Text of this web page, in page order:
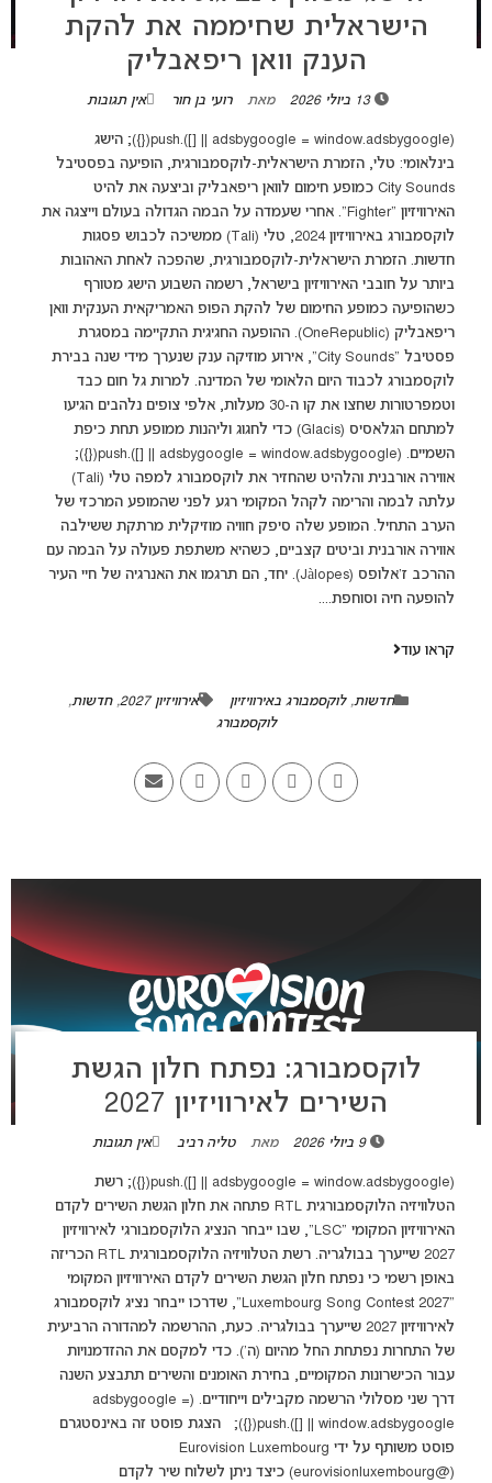
הישראלית שחיממה את להקת
הענק וואן ריפאבליק
13 ביולי 2026 מאת רועי בן חור אין תגובות
(adsbygoogle = window.adsbygoogle || []).push({}); הישג
בינלאומי: טלי, הזמרת הישראלית-לוקסמבורגית, הופיעה בפסטיבל
City Sounds כמופע חימום לוואן ריפאבליק וביצעה את להיט
האירוויזיון "Fighter". אחרי שעמדה על הבמה הגדולה בעולם וייצגה את
לוקסמבורג באירוויזיון 2024, טלי (Tali) ממשיכה לכבוש פסגות
חדשות. הזמרת הישראלית-לוקסמבורגית, שהפכה לאחת האהובות
ביותר על חובבי האירוויזיון בישראל, רשמה השבוע הישג מטורף
כשהופיעה כמופע החימום של להקת הפופ האמריקאית הענקית וואן
ריפאבליק (OneRepublic). ההופעה החגיגית התקיימה במסגרת
פסטיבל "City Sounds", אירוע מוזיקה ענק שנערך מידי שנה בבירת
לוקסמבורג לכבוד היום הלאומי של המדינה. למרות גל חום כבד
וטמפרטורות שחצו את קו ה-30 מעלות, אלפי צופים נלהבים הגיעו
למתחם הגלאסיס (Glacis) כדי לחגוג וליהנות ממופע תחת כיפת
השמיים. (adsbygoogle = window.adsbygoogle || []).push({});
אווירה אורבנית והלהיט שהחזיר את לוקסמבורג למפה טלי (Tali)
עלתה לבמה והרימה לקהל המקומי רגע לפני שהמופע המרכזי של
הערב התחיל. המופע שלה סיפק חוויה מוזיקלית מרתקת ששילבה
אווירה אורבנית וביטים קצביים, כשהיא משתפת פעולה על הבמה עם
ההרכב ז'אלופס (Jàlopes). יחד, הם תרגמו את האנרגיה של חיי העיר
להופעה חיה וסוחפת....
קראו עוד
חדשות,לוקסמבורג באירוויזיון אירוויזיון 2027 ,חדשות,
לוקסמבורג
לוקסמבורג: נפתח חלון הגשת
השירים לאירוויזיון 2027
9 ביולי 2026 מאת טליה רביב אין תגובות
(adsbygoogle = window.adsbygoogle || []).push({}); רשת
הטלוויזיה הלוקסמבורגית RTL פתחה את חלון הגשת השירים לקדם
האירוויזיון המקומי "LSC", שבו ייבחר הנציג הלוקסמבורגי לאירוויזיון
2027 שייערך בבולגריה. רשת הטלוויזיה הלוקסמבורגית RTL הכריזה
באופן רשמי כי נפתח חלון הגשת השירים לקדם האירוויזיון המקומי
“Luxembourg Song Contest 2027”, שדרכו ייבחר נציג לוקסמבורג
לאירוויזיון 2027 שייערך בבולגריה. כעת, ההרשמה למהדורה הרביעית
של התחרות נפתחת החל מהיום (ה'). כדי למקסם את ההזדמנויות
עבור הכישרונות המקומיים, בחירת האומנים והשירים תתבצע השנה
דרך שני מסלולי הרשמה מקבילים וייחודיים. (adsbygoogle =
window.adsbygoogle || []).push({}); הצגת פוסט זה באינסטגרם
(@‏‎eurovisionluxembourg‎‏)‎‏ כיצד ניתן לשלוח שיר לקדם